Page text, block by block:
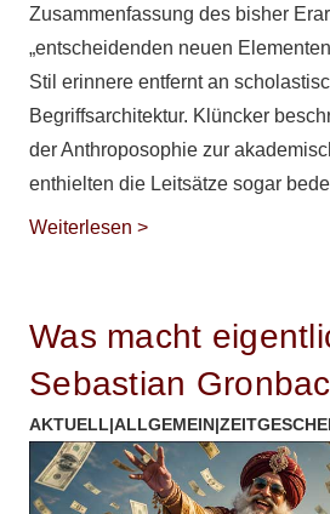
Zusammenfassung des bisher
„entscheidenden neuen
Stil erinnere entfernt an
Begriffsarchitektur. Klüncker
der Anthroposophie zur
enthielten die Leitsätze sogar
Weiterlesen >
Was macht
Sebastian
AKTUELL|ALLGEMEIN|